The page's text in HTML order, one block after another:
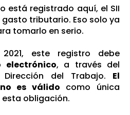
está registrado aquí, el SII
tributario. Eso solo ya
tomarlo en serio.
este registro debe
electrónico, a través del
del Trabajo. El
es válido como única
obligación.